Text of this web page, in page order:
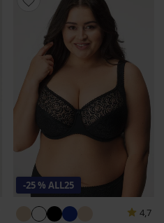
-25 % ALL25
4,7